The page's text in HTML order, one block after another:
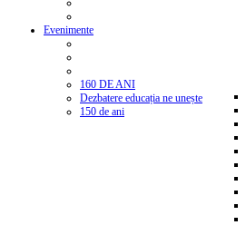
Evenimente
160 DE ANI
Dezbatere educația ne unește
150 de ani